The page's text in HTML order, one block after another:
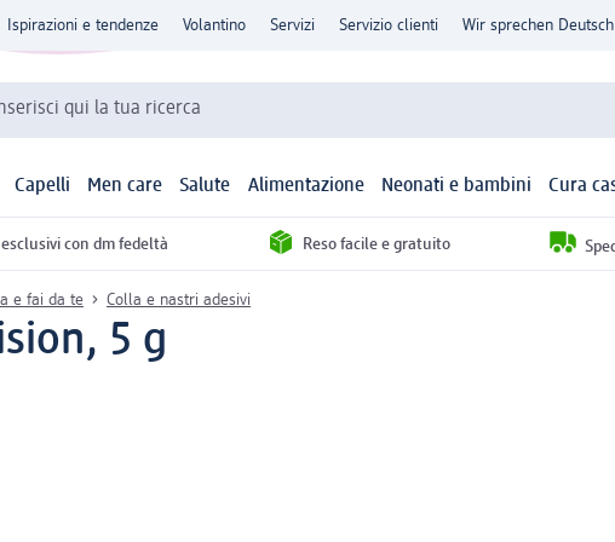
Ispirazioni e tendenze Volantino Servizi Servizio clienti Wir sprechen Deutsch
qui la tua ricerca
Capelli Men care Salute Alimentazione Neonati e bambini Cura
con dm fedeltà Reso facile e gratuito
e fai da te Colla e nastri adesivi
5 g